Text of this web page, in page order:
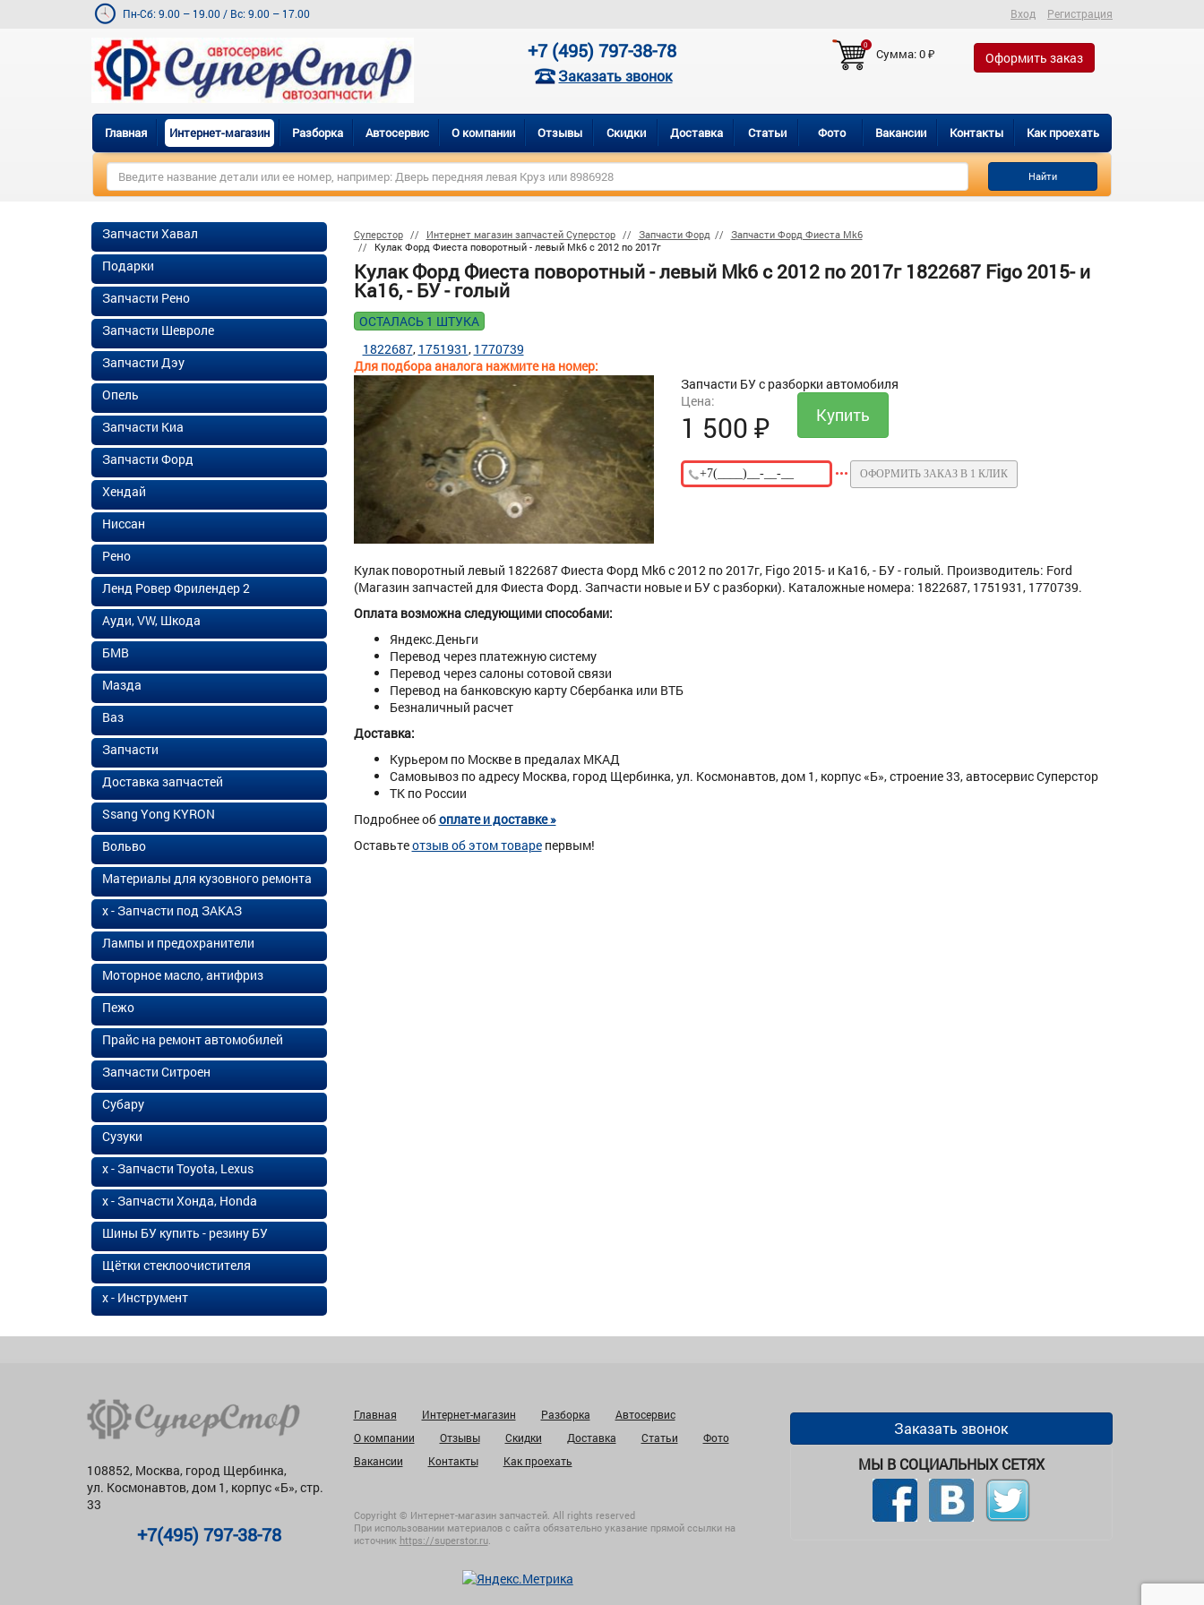
Пн-Сб: 9.00 – 19.00 / Вс: 9.00 – 17.00 Вход Регистрация
+7 (495) 797-38-78
Заказать звонок
0
Сумма:0₽ Оформить заказ
Главная Интернет-магазин Разборка Автосервис О компании Отзывы Скидки Доставка Статьи Фото Вакансии Контакты Как проехать
Найти
Суперстор Интернет магазин запчастей Суперстор Запчасти Форд
Запчасти Форд Фиеста Mk6
Кулак Форд Фиеста поворотный - левый Mk6 с 2012 по 2017г
Кулак Форд Фиеста поворотный - левый Mk6 с 2012 по 2017г 1822687 Figo 2015- и
Ka16, - БУ - голый
ОСТАЛАСЬ 1 ШТУКА
Для подбора аналога нажмите на номер:
1822687 1751931 1770739
Запчасти БУ с разборки автомобиля
Цена:
1 500₽
ОФОРМИТЬ ЗАКАЗ В 1 КЛИК
Кулак поворотный левый 1822687 Фиеста Форд Mk6 с 2012 по 2017г, Figo 2015- и Ka16, - БУ - голый. Производитель: Ford
(Магазин запчастей для Фиеста Форд. Запчасти новые и БУ с разборки). Каталожные номера: 1822687, 1751931, 1770739.
Оплата возможна следующими способами:
Яндекс.Деньги
Перевод через платежную систему
Перевод через салоны сотовой связи
Перевод на банковскую карту Сбербанка или ВТБ
Безналичный расчет
Доставка:
Курьером по Москве в предалах МКАД
Самовывоз по адресу Москва, город Щербинка, ул. Космонавтов, дом 1, корпус «Б», строение 33, автосервис Суперстор
ТК по России
Подробнее обоплате и доставке »
Оставьтеотзыв об этом товарепервым!
Запчасти Хавал
Подарки
Запчасти Рено
Запчасти Шевроле
Запчасти Дэу
Опель
Запчасти Киа
Запчасти Форд
Хендай
Ниссан
Рено
Ленд Ровер Фрилендер 2
Ауди, VW, Шкода
БМВ
Мазда
Ваз
Запчасти
Доставка запчастей
Ssang Yong KYRON
Вольво
Материалы для кузовного ремонта
х - Запчасти под ЗАКАЗ
Лампы и предохранители
Моторное масло, антифриз
Пежо
Прайс на ремонт автомобилей
Запчасти Ситроен
Субару
Сузуки
х - Запчасти Toyota, Lexus
х - Запчасти Хонда, Honda
Шины БУ купить - резину БУ
Щётки стеклоочистителя
х - Инструмент
108852, Москва, город Щербинка,
ул. Космонавтов, дом 1, корпус «Б», стр.
33
+7(495) 797-38-78
Главная Интернет-магазин Разборка
Автосервис
О компании
Отзывы Скидки Доставка Статьи
Фото
Вакансии
Контакты Как проехать
Copyright © Интернет-магазин запчастей. All rights reserved
При использовании материалов с сайта обязательно указание прямой ссылки на
источник https://superstor.ru.
Заказать звонок
МЫ В СОЦИАЛЬНЫХ СЕТЯХ